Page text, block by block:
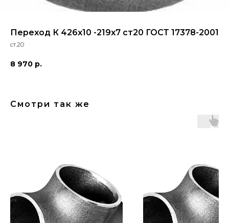
Переход К 426x10 -219x7 ст20 ГОСТ 17378-2001
ст.20
8 970 р.
Смотри так же